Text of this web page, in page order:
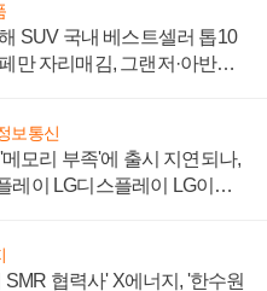
SUV 국내 베스트셀러 톱10
만 자리매김, 그랜저·아반떼
보통신
모리 부족'에 출시 지연되나,
레이 LG디스플레이 LG이노
협력사' X에너지, '한수원